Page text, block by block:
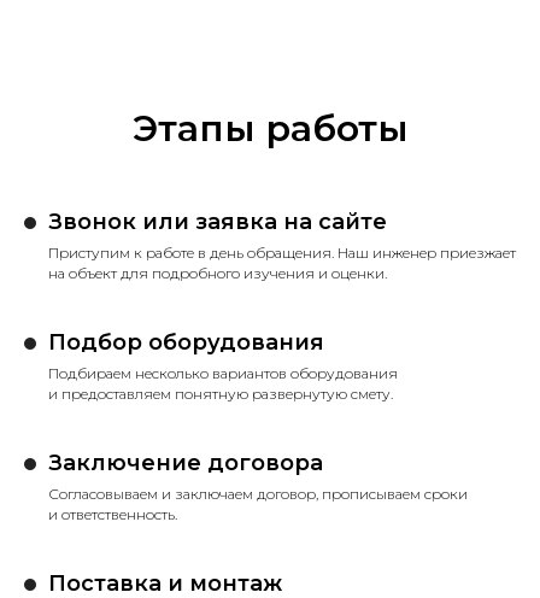
Этапы работы
Звонок или заявка на сайте
Приступим к работе в день обращения. Наш инженер приезжает
на объект для подробного изучения и оценки.
Подбор оборудования
Подбираем несколько вариантов оборудования
и предоставляем понятную развернутую смету.
Заключение договора
Согласовываем и заключаем договор, прописываем сроки
и ответственность.
Поставка и монтаж